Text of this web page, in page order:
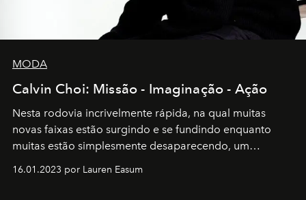
MODA
Calvin Choi: Missão - Imaginação - Ação
Nesta rodovia incrivelmente rápida, na qual muitas
novas faixas estão surgindo e se fundindo enquanto
muitas estão simplesmente desaparecendo, um
transportador AMTD abrindo caminho para muitos
16.01.2023 por Lauren Easum